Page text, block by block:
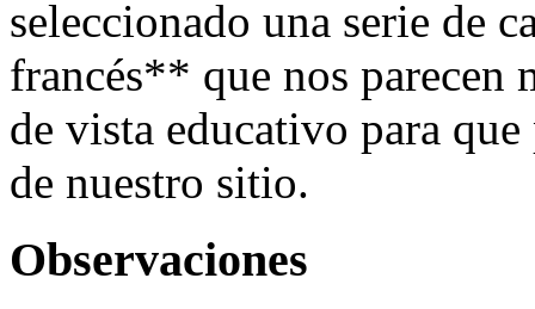
seleccionado una serie de
francés** que nos parecen
de vista educativo para
de nuestro sitio.
Observaciones